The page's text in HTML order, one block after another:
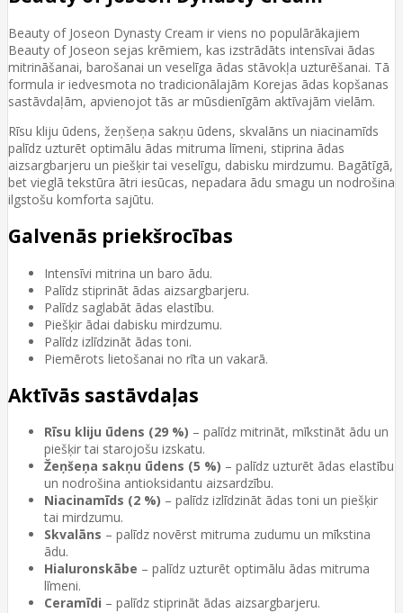
Beauty of Joseon Dynasty Cream ir viens no populārākajiem
Beauty of Joseon sejas krēmiem, kas izstrādāts intensīvai ādas
mitrināšanai, barošanai un veselīga ādas stāvokļa uzturēšanai. Tā
formula ir iedvesmota no tradicionālajām Korejas ādas kopšanas
sastāvdaļām, apvienojot tās ar mūsdienīgām aktīvajām vielām.
Rīsu kliju ūdens, žeņšeņa sakņu ūdens, skvalāns un niacinamīds
palīdz uzturēt optimālu ādas mitruma līmeni, stiprina ādas
aizsargbarjeru un piešķir tai veselīgu, dabisku mirdzumu. Bagātīgā,
bet vieglā tekstūra ātri iesūcas, nepadara ādu smagu un nodrošina
ilgstošu komforta sajūtu.
Galvenās priekšrocības
Intensīvi mitrina un baro ādu.
Palīdz stiprināt ādas aizsargbarjeru.
Palīdz saglabāt ādas elastību.
Piešķir ādai dabisku mirdzumu.
Palīdz izlīdzināt ādas toni.
Piemērots lietošanai no rīta un vakarā.
Aktīvās sastāvdaļas
Rīsu kliju ūdens (29 %) – palīdz mitrināt, mīkstināt ādu un
piešķir tai starojošu izskatu.
Žeņšeņa sakņu ūdens (5 %) – palīdz uzturēt ādas elastību
un nodrošina antioksidantu aizsardzību.
Niacinamīds (2 %) – palīdz izlīdzināt ādas toni un piešķir
tai mirdzumu.
Skvalāns – palīdz novērst mitruma zudumu un mīkstina
ādu.
Hialuronskābe – palīdz uzturēt optimālu ādas mitruma
līmeni.
Ceramīdi – palīdz stiprināt ādas aizsargbarjeru.